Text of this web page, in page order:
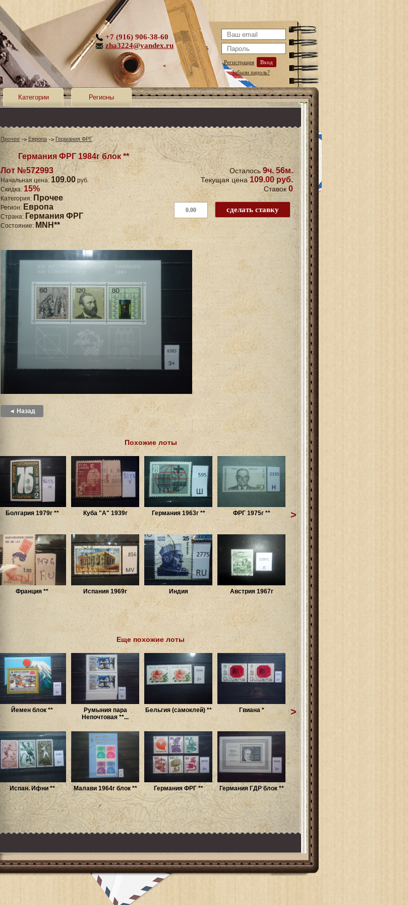
Регистрация
Вход
Забыли пароль?
+7 (916) 906-38-60
zha3224@yandex.ru
Категории Регионы
Прочее Европа Германия ФРГ
Германия ФРГ 1984г блок **
Лот №572993
Начальная цена: 109.00 руб.
Скидка: 15%
Категория: Прочее
Регион: Европа
Страна: Германия ФРГ
Состояние: MNH**
Осталось9ч. 56м.
Текущая цена109.00 руб.
Ставок 0
◄ Назад
Похожие лоты
Болгария 1979г ** Куба "A" 1939г Германия 1963г ** ФРГ 1975г **
Франция ** Испания 1969г Индия Австрия 1967г
>
Еще похожие лоты
Йемен блок **
Румыния пара
Непочтовая **...
Бельгия (самоклей) ** Гвиана *
Испан. Ифни ** Малави 1964г блок ** Германия ФРГ ** Германия ГДР блок **
>